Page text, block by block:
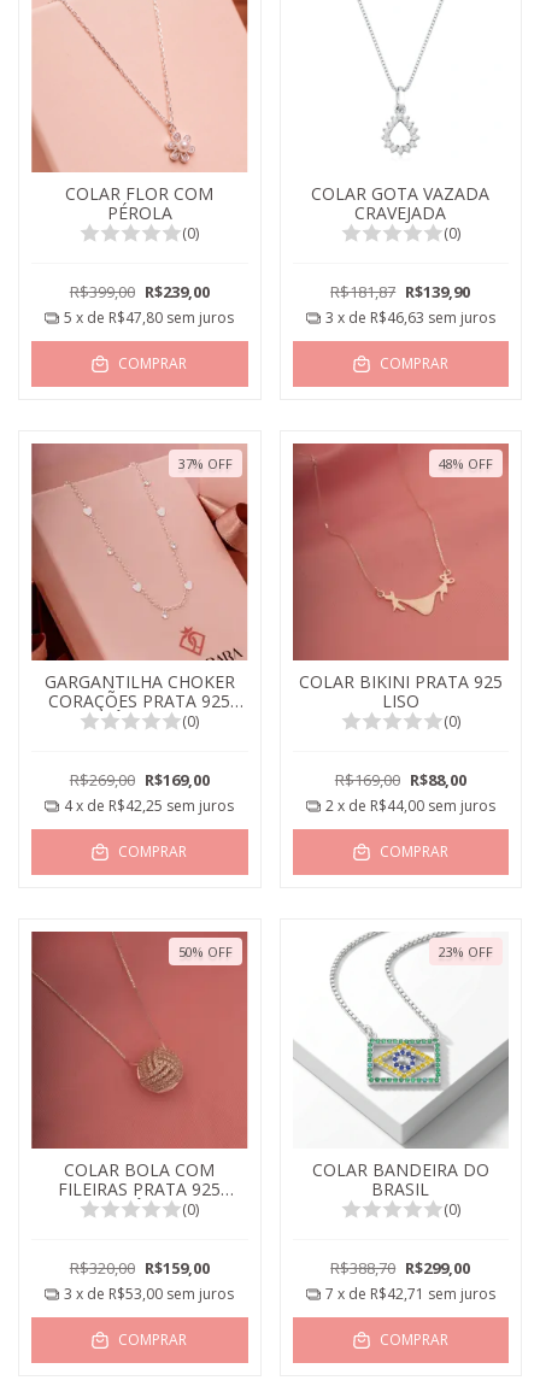
COLAR FLOR COM
PÉROLA
(0)
R$399,00 R$239,00
5 x de R$47,80 sem juros
COMPRAR
COLAR GOTA VAZADA
CRAVEJADA
(0)
R$181,87 R$139,90
3 x de R$46,63 sem juros
COMPRAR
37% OFF
GARGANTILHA CHOKER
CORAÇÕES PRATA 925
ZIRCÔNIA 40CM
(0)
R$269,00 R$169,00
4x de R$42,25 sem juros
COMPRAR
48% OFF
COLAR BIKINI PRATA 925
LISO
(0)
R$169,00 R$88,00
2x de R$44,00 sem juros
COMPRAR
50% OFF
COLAR BOLA COM
FILEIRAS PRATA 925
ZIRCÔNIAS(0)
R$320,00 R$159,00
3 x de R$53,00 sem juros
COMPRAR
23% OFF
COLAR BANDEIRA DO
BRASIL
(0)
R$388,70 R$299,00
7 x de R$42,71 sem juros
COMPRAR